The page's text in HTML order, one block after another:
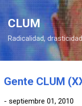
CLUM
Radicalidad,
Gente CLUM
- septiembre 01, 2010